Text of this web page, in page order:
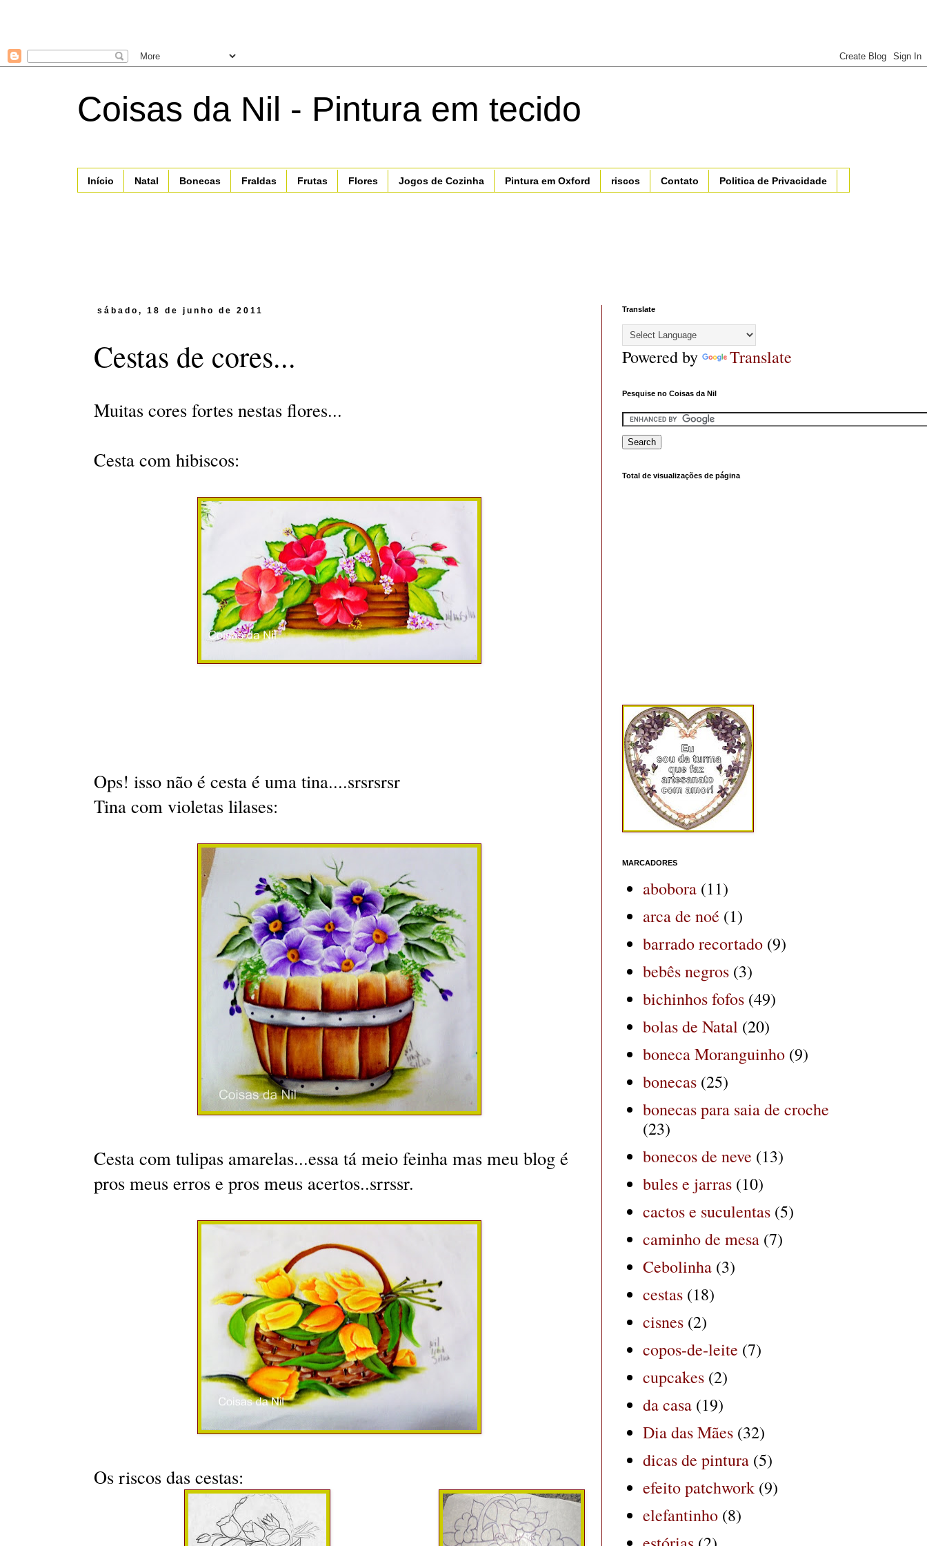
Coisas da Nil - Pintura em tecido
Início Natal Bonecas Fraldas Frutas Flores Jogos de Cozinha Pintura em Oxford riscos Contato Politica de Privacidade
sábado, 18 de junho de 2011
Cestas de cores...
Muitas cores fortes nestas flores...
Cesta com hibiscos:
Ops! isso não é cesta é uma tina....srsrsrsr
Tina com violetas lilases:
Cesta com tulipas amarelas...essa tá meio feinha mas meu blog é
pros meus erros e pros meus acertos..srrssr.
Os riscos das cestas:
Translate
Powered by Translate
Pesquise no Coisas da Nil
Total de visualizações de página
MARCADORES
abobora (11)
arca de noé (1)
barrado recortado (9)
bebês negros (3)
bichinhos fofos (49)
bolas de Natal (20)
boneca Moranguinho (9)
bonecas (25)
bonecas para saia de croche
(23)
bonecos de neve (13)
bules e jarras (10)
cactos e suculentas (5)
caminho de mesa (7)
Cebolinha (3)
cestas (18)
cisnes (2)
copos-de-leite (7)
cupcakes (2)
da casa (19)
Dia das Mães (32)
dicas de pintura (5)
efeito patchwork (9)
elefantinho (8)